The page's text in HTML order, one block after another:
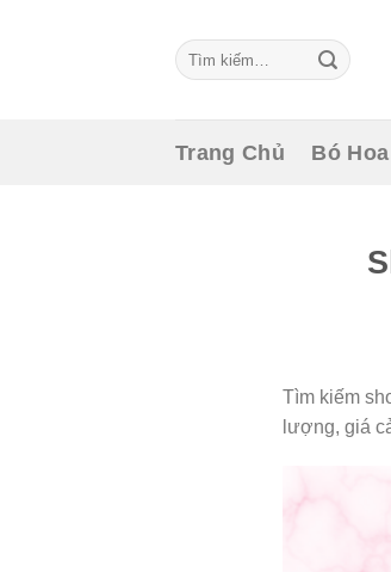
Tìm
kiếm:
Trang Chủ Bó Hoa
Tìm kiếm
lượng, giá